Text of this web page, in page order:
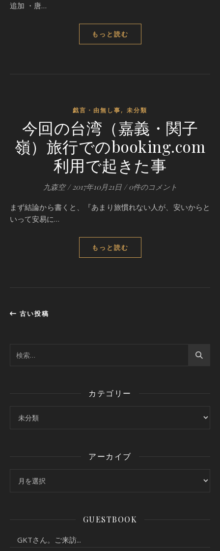
追加 ・唐…
もっと読む
戯言・由無し事, 未分類
今回の台湾（嘉義・関子
嶺）旅行でのbooking.com
利用で起きた事
九森空 / 2017年10月21日 / 0件のコメント
まず結論から書くと、『あまり旅慣れない人が、安いからと
いって安易に…
もっと読む
古い投稿
カテゴリー
アーカイブ
GUESTBOOK
GKTさん。ご来訪...